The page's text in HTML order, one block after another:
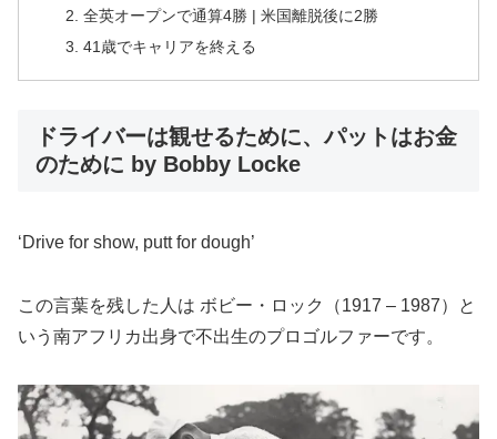
全英オープンで通算4勝 | 米国離脱後に2勝
41歳でキャリアを終える
ドライバーは観せるために、パットはお金
のために by Bobby Locke
‘Drive for show, putt for dough’
この言葉を残した人は ボビー・ロック（1917 – 1987）と
いう南アフリカ出身で不出生のプロゴルファーです。